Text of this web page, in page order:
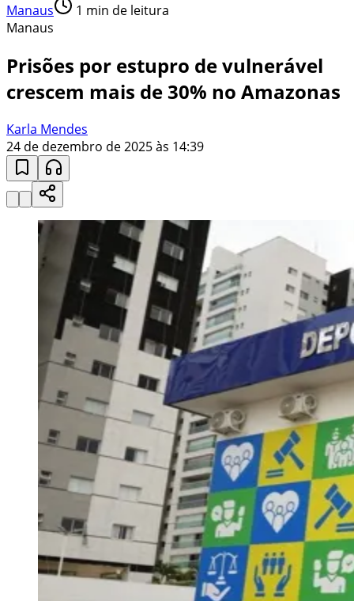
Manaus 1 min de leitura
Manaus
Prisões por estupro de vulnerável
crescem mais de 30% no Amazonas
Karla Mendes
24 de dezembro de 2025 às 14:39